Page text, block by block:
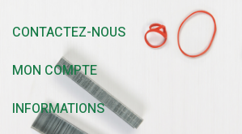
CONTACTEZ-NOUS
MON COMPTE
INFORMATIONS